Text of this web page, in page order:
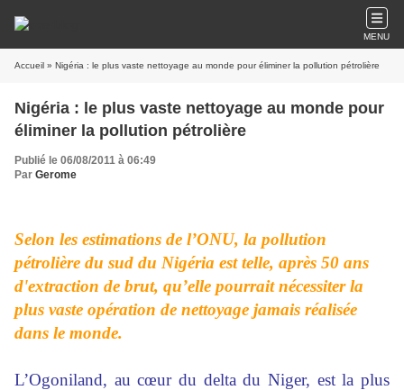
MENU
Accueil » Nigéria : le plus vaste nettoyage au monde pour éliminer la pollution pétrolière
Nigéria : le plus vaste nettoyage au monde pour
éliminer la pollution pétrolière
Publié le 06/08/2011 à 06:49
Par Gerome
Selon les estimations de l’ONU, la pollution
pétrolière du sud du Nigéria est telle, après 50 ans
d'extraction de brut, qu’elle pourrait nécessiter la
plus vaste opération de nettoyage jamais réalisée
dans le monde.
L’Ogoniland, au cœur du delta du Niger, est la plus